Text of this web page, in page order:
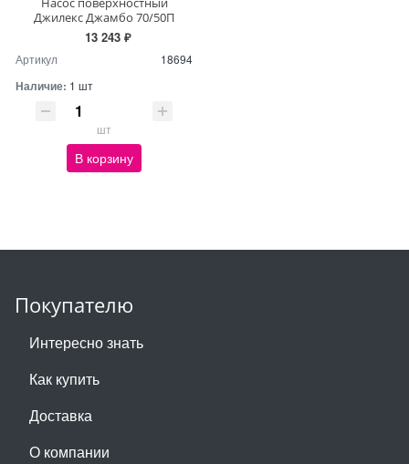
Джилекс Джамбо 70/50П
13 243 ₽
Артикул 18694
Наличие: 1 шт
шт
В корзину
Покупателю
Интересно знать
Как купить
Доставка
О компании